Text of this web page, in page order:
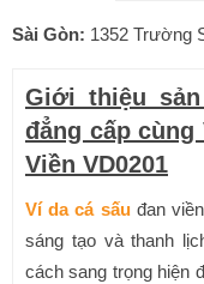
Sài Gòn: 1352 Trường
Giới thiệu
đẳng cấp cùng
Viền VD0201
Ví da cá sấuđan
sáng tạo và thanh
cách sang trọng hiện